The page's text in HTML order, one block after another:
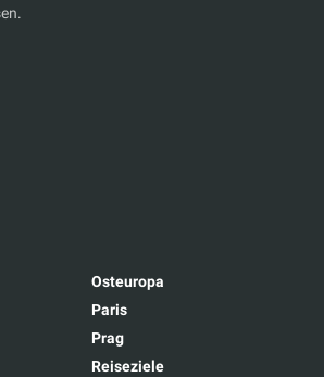
Osteuropa
Paris
Prag
Reiseziele